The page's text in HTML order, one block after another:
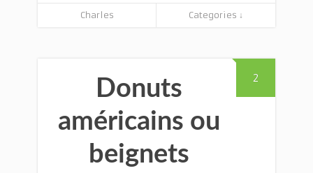
Charles Categories ↓
2
Donuts
américains ou
beignets